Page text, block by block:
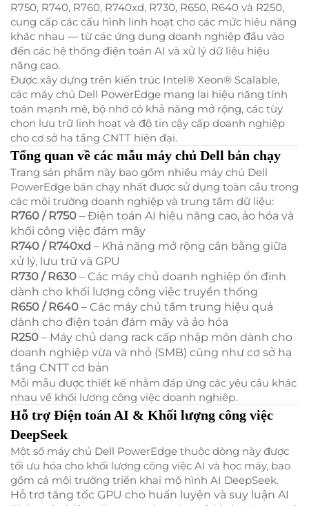
R750, R740, R760, R740xd, R730, R650, R640 và R250,
cung cấp các cấu hình linh hoạt cho các mức hiệu năng
khác nhau — từ các ứng dụng doanh nghiệp đầu vào
đến các hệ thống điện toán AI và xử lý dữ liệu hiệu
năng cao.
Được xây dựng trên kiến trúc Intel® Xeon® Scalable,
các máy chủ Dell PowerEdge mang lại hiệu năng tính
toán mạnh mẽ, bộ nhớ có khả năng mở rộng, các tùy
chọn lưu trữ linh hoạt và độ tin cậy cấp doanh nghiệp
cho cơ sở hạ tầng CNTT hiện đại.
Tổng quan về các mẫu máy chủ Dell bán chạy
Trang sản phẩm này bao gồm nhiều máy chủ Dell
PowerEdge bán chạy nhất được sử dụng toàn cầu trong
các môi trường doanh nghiệp và trung tâm dữ liệu:
R760 / R750 – Điện toán AI hiệu năng cao, ảo hóa và
khối công việc đám mây
R740 / R740xd – Khả năng mở rộng cân bằng giữa
xử lý, lưu trữ và GPU
R730 / R630 – Các máy chủ doanh nghiệp ổn định
dành cho khối lượng công việc truyền thống
R650 / R640 – Các máy chủ tầm trung hiệu quả
dành cho điện toán đám mây và ảo hóa
R250 – Máy chủ dạng rack cấp nhập môn dành cho
doanh nghiệp vừa và nhỏ (SMB) cũng như cơ sở hạ
tầng CNTT cơ bản
Mỗi mẫu được thiết kế nhằm đáp ứng các yêu cầu khác
nhau về khối lượng công việc doanh nghiệp.
Hỗ trợ Điện toán AI & Khối lượng công việc
DeepSeek
Một số máy chủ Dell PowerEdge thuộc dòng này được
tối ưu hóa cho khối lượng công việc AI và học máy, bao
gồm cả môi trường triển khai mô hình AI DeepSeek.
Hỗ trợ tăng tốc GPU cho huấn luyện và suy luận AI